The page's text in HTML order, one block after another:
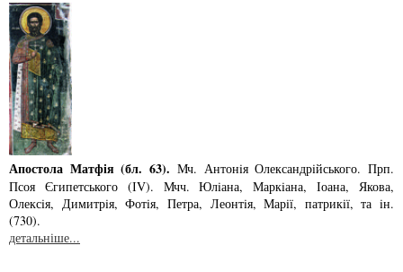
Апостола Матфія (бл. 63). Мч. Антонiя Олександрiйського. Прп.
Псоя Єгипетського (ІV). Мчч. Юлiана, Маркiана, Іоана, Якова,
Олексiя, Димитрiя, Фотiя, Петра, Леонтiя, Марiї, патрикiї, та iн.
(730).
детальніше...